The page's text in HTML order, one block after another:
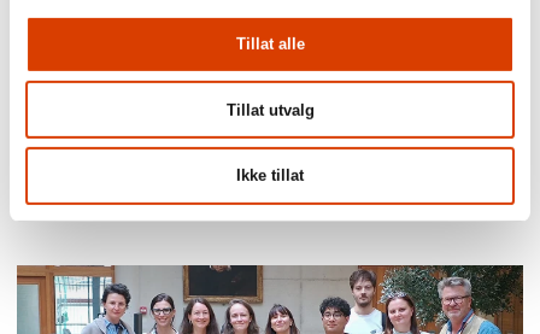
Tillat alle
Tillat utvalg
Ikke tillat
24.06.2026
Mišo Grundler tildelt Den Kongelige Norske
Fortjenstorden